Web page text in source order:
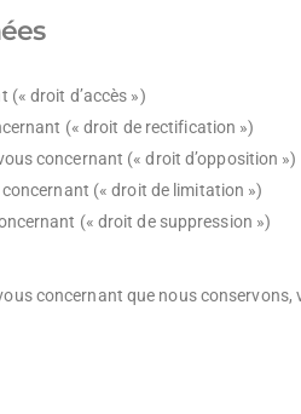
(« droit d’accès »)
(« droit de rectification »)
concernant (« droit d’opposition »)
(« droit de limitation »)
(« droit de suppression »)
concernant que nous conservons,